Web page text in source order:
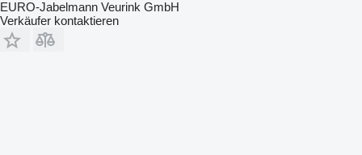
EURO-Jabelmann Veurink GmbH
Verkäufer kontaktieren